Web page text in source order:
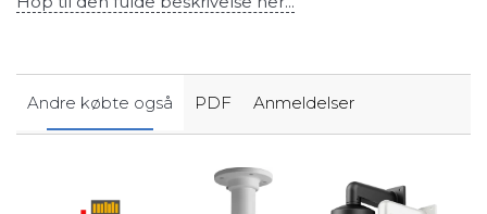
Andre købte også PDF Anmeldelser